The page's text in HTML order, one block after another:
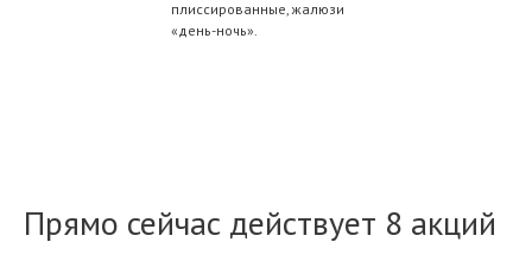
плиссированные, жалюзи
«день-ночь».
Прямо сейчас действует 8 акций